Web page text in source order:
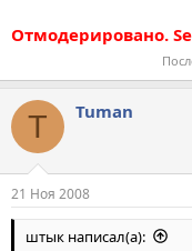
Отмодерировано.
T Tuman
21 Ноя 2008
штык написал(а):